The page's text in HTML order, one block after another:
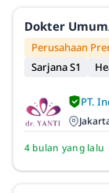
Dokter
Perusahaan
Sarjana S1
PT.
4 bulan yang lalu